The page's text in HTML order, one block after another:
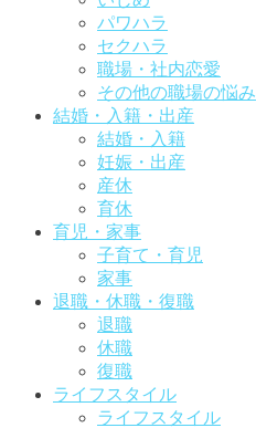
パワハラ
セクハラ
職場・社内恋愛
その他の職場の悩み
結婚・入籍・出産
結婚・入籍
妊娠・出産
産休
育休
育児・家事
子育て・育児
家事
退職・休職・復職
退職
休職
復職
ライフスタイル
ライフスタイル